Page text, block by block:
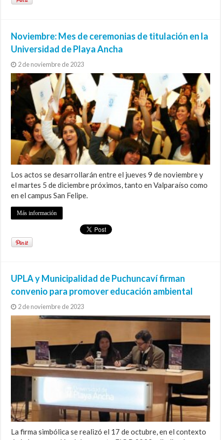
Noviembre: Mes de ceremonias de titulación en la
Universidad de Playa Ancha
2 de noviembre de 2023
Los actos se desarrollarán entre el jueves 9 de noviembre y
el martes 5 de diciembre próximos, tanto en Valparaíso como
en el campus San Felipe.
Más información
UPLA y Municipalidad de Puchuncaví firman
convenio para promover educación ambiental
2 de noviembre de 2023
La firma simbólica se realizó el 17 de octubre, en el contexto